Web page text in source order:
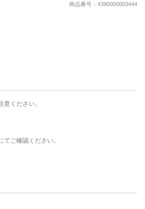
推し楽商品番号：4390000003444
ください。
ご確認ください。